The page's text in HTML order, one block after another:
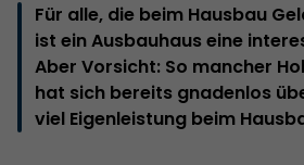
Für alle, die beim Hausbau
ist ein Ausbauhaus eine
Aber Vorsicht: So mancher
hat sich bereits gnadenlos
viel Eigenleistung beim